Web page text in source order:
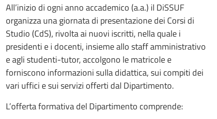
All’inizio di ogni anno accademico (a.a.) il DiSSUF
organizza una giornata di presentazione dei Corsi di
Studio (CdS), rivolta ai nuovi iscritti, nella quale i
presidenti e i docenti, insieme allo staff amministrativo
e agli studenti-tutor, accolgono le matricole e
forniscono informazioni sulla didattica, sui compiti dei
vari uffici e sui servizi offerti dal Dipartimento.
L’offerta formativa del Dipartimento comprende: